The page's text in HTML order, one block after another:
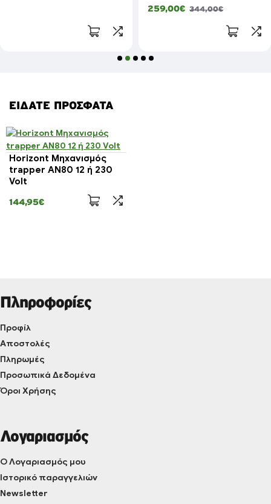
259,00€ 344,00€
ΕΊΔΑΤΕ ΠΡΌΣΦΑΤΑ
Horizont Μηχανισμός
trapper AN80 12 ή 230
Volt
144,95€
Πληροφορίες
Προφίλ
Αποστολές
Πληρωμές
Προσωπικά Δεδομένα
Όροι Χρήσης
Λογαριασμός
Ο Λογαριασμός μου
Ιστορικό παραγγελιών
Newsletter